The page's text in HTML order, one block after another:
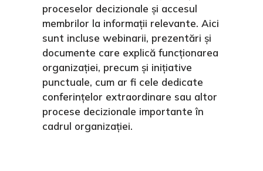
proceselor decizionale și accesul
membrilor la informații relevante. Aici
sunt incluse webinarii, prezentări și
documente care explică funcționarea
organizației, precum și inițiative
punctuale, cum ar fi cele dedicate
conferințelor extraordinare sau altor
procese decizionale importante în
cadrul organizației.